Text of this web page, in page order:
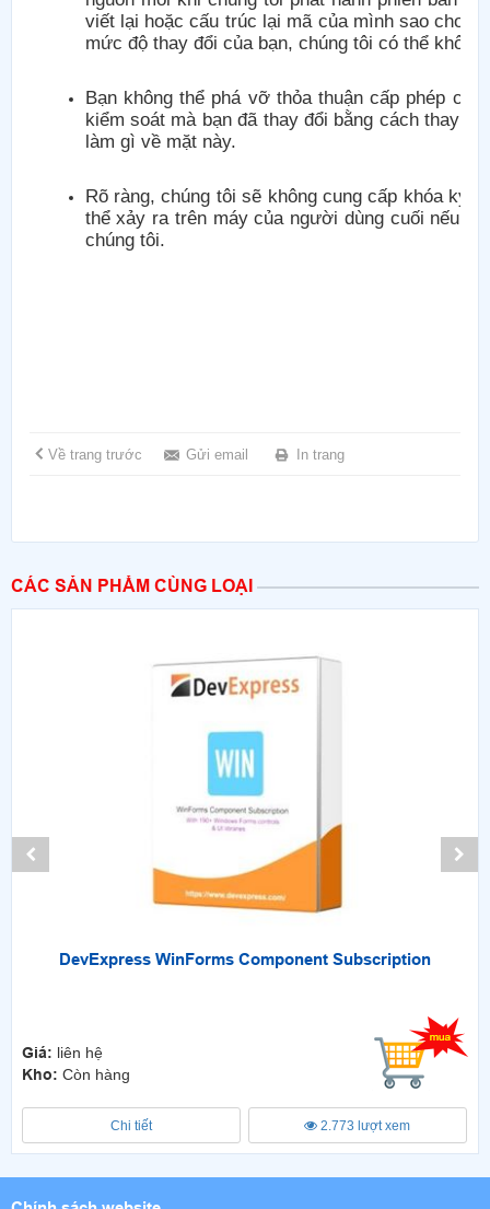
viết lại hoặc cấu trúc lại mã của mình sao cho
mức độ thay đổi của bạn, chúng tôi có thể
Bạn không thể phá vỡ thỏa thuận cấp phép
kiểm soát mà bạn đã thay đổi bằng cách thay
làm gì về mặt này.
Rõ ràng, chúng tôi sẽ không cung cấp khóa ký
thể xảy ra trên máy của người dùng cuối nếu
chúng tôi.
Về trang trước Gửi email In trang
CÁC SẢN PHẨM CÙNG LOẠI
DevExpress WinForms Component Subscription
Giá: liên hệ
Kho: Còn hàng
Chi tiết 2.773 lượt xem